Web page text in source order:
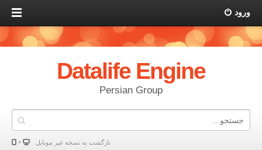
ورود
Datalife Engine
Persian Group
بازگشت به نسخه غير موبایل